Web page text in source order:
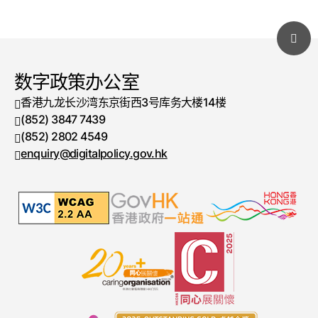
数字政策办公室
香港九龙长沙湾东京街西3号库务大楼14楼
电话号码
(852) 3847 7439
传真号码
(852) 2802 4549
enquiry@digitalpolicy.gov.hk